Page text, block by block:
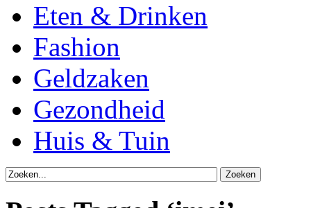
Eten & Drinken
Fashion
Geldzaken
Gezondheid
Huis & Tuin